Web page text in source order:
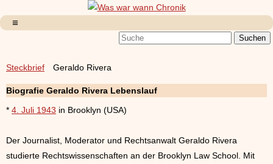
Steckbrief Geraldo Rivera
Biografie Geraldo Rivera Lebenslauf
* 4. Juli 1943 in Brooklyn (USA)
Der Journalist, Moderator und Rechtsanwalt Geraldo Rivera
studierte Rechtswissenschaften an der Brooklyn Law School. Mit